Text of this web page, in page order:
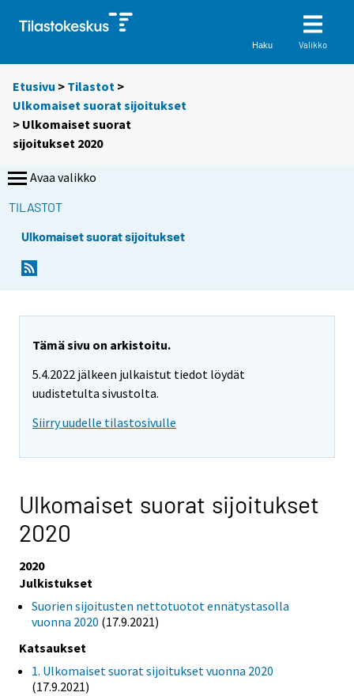
Haku Valikko
Etusivu > Tilastot >
Ulkomaiset suorat sijoitukset
> Ulkomaiset suorat
sijoitukset 2020
Avaa valikko
TILASTOT
Ulkomaiset suorat sijoitukset
Tämä sivu on arkistoitu.
5.4.2022 jälkeen julkaistut tiedot löydät
uudistetulta sivustolta.
Siirry uudelle tilastosivulle
Ulkomaiset suorat sijoitukset
2020
2020
Julkistukset
Suorien sijoitusten nettotuotot ennätystasolla
vuonna 2020 (17.9.2021)
Katsaukset
1. Ulkomaiset suorat sijoitukset vuonna 2020
(17.9.2021)